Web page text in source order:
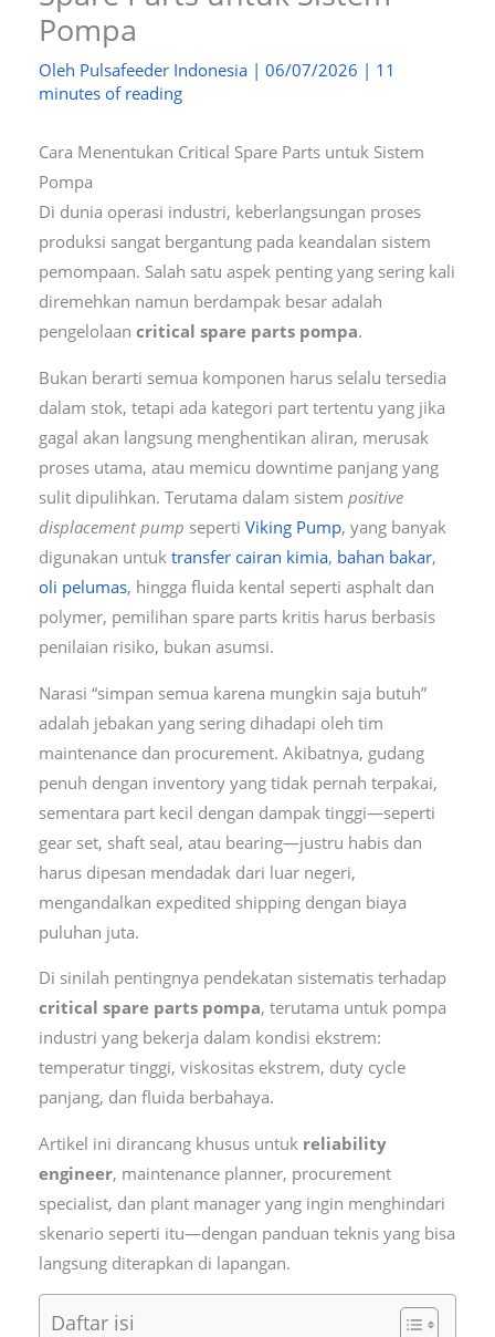
Pompa
Oleh Pulsafeeder Indonesia | 06/07/2026 | 11
minutes of reading
Cara Menentukan Critical Spare Parts untuk Sistem
Pompa
Di dunia operasi industri, keberlangsungan proses
produksi sangat bergantung pada keandalan sistem
pemompaan. Salah satu aspek penting yang sering kali
diremehkan namun berdampak besar adalah
pengelolaan critical spare parts pompa.
Bukan berarti semua komponen harus selalu tersedia
dalam stok, tetapi ada kategori part tertentu yang jika
gagal akan langsung menghentikan aliran, merusak
proses utama, atau memicu downtime panjang yang
sulit dipulihkan. Terutama dalam sistem positive
displacement pump seperti Viking Pump, yang banyak
digunakan untuk transfer cairan kimia, bahan bakar,
oli pelumas, hingga fluida kental seperti asphalt dan
polymer, pemilihan spare parts kritis harus berbasis
penilaian risiko, bukan asumsi.
Narasi “simpan semua karena mungkin saja butuh”
adalah jebakan yang sering dihadapi oleh tim
maintenance dan procurement. Akibatnya, gudang
penuh dengan inventory yang tidak pernah terpakai,
sementara part kecil dengan dampak tinggi—seperti
gear set, shaft seal, atau bearing—justru habis dan
harus dipesan mendadak dari luar negeri,
mengandalkan expedited shipping dengan biaya
puluhan juta.
Di sinilah pentingnya pendekatan sistematis terhadap
critical spare parts pompa, terutama untuk pompa
industri yang bekerja dalam kondisi ekstrem:
temperatur tinggi, viskositas ekstrem, duty cycle
panjang, dan fluida berbahaya.
Artikel ini dirancang khusus untuk reliability
engineer, maintenance planner, procurement
specialist, dan plant manager yang ingin menghindari
skenario seperti itu—dengan panduan teknis yang bisa
langsung diterapkan di lapangan.
Daftar isi